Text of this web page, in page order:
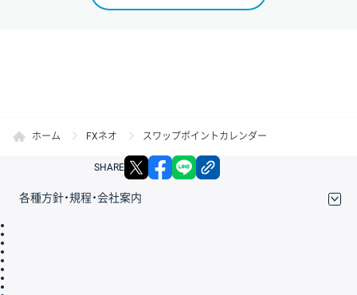
ホーム FXネオ スワップポイントカレンダー
SHARE X facebook
各種方針・規程・会社案内